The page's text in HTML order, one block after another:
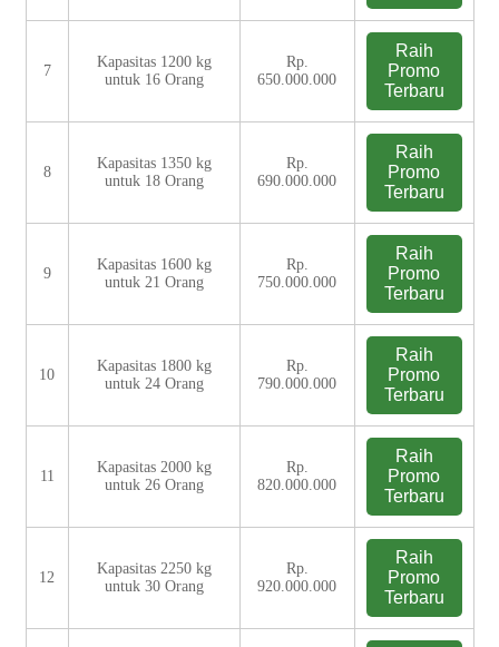
7
Kapasitas 1200 kg
untuk 16 Orang
Rp.
650.000.000
Raih
Promo
Terbaru
8
Kapasitas 1350 kg
untuk 18 Orang
Rp.
690.000.000
Raih
Promo
Terbaru
9
Kapasitas 1600 kg
untuk 21 Orang
Rp.
750.000.000
Raih
Promo
Terbaru
10
Kapasitas 1800 kg
untuk 24 Orang
Rp.
790.000.000
Raih
Promo
Terbaru
11
Kapasitas 2000 kg
untuk 26 Orang
Rp.
820.000.000
Raih
Promo
Terbaru
12
Kapasitas 2250 kg
untuk 30 Orang
Rp.
920.000.000
Raih
Promo
Terbaru